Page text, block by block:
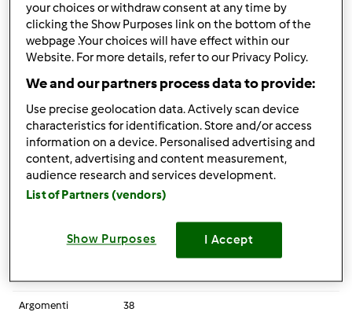
Bimby® TM6
Argomenti
Messaggi 135
Ultimo messaggio
Tempi di consegna Bimby TM6
byAnonimo (non verificato)
10 months 2 weeks ago
Argomenti 38
your choices or withdraw consent at any time by
clicking the Show Purposes link on the bottom of the
webpage .Your choices will have effect within our
Website. For more details, refer to our Privacy Policy.
We and our partners process data to provide:
Use precise geolocation data. Actively scan device
characteristics for identification. Store and/or access
information on a device. Personalised advertising and
content, advertising and content measurement,
audience research and services development.
List of Partners (vendors)
Show Purposes I Accept